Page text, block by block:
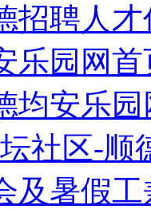
招聘人
乐园网首
均安乐
社区-
及暑假